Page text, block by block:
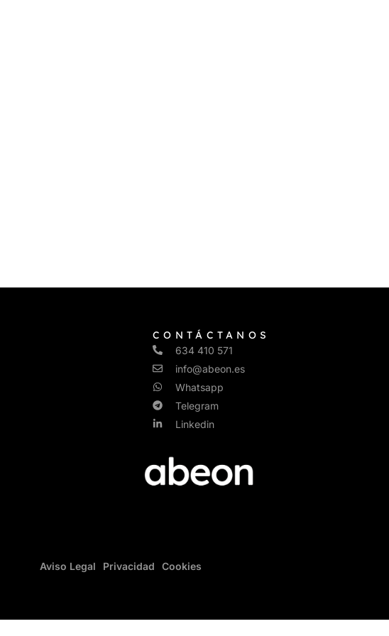
CONTÁCTANOS
634 410 571
info@abeon.es
Whatsapp
Telegram
Linkedin
Aviso Legal Privacidad Cookies